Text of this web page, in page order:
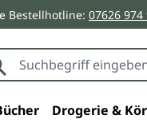
Bestellhotline: 07626 974
Drogerie &